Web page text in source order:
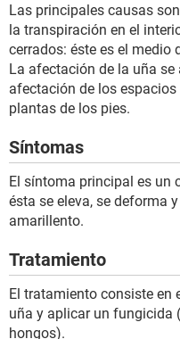
Las principales causas
la transpiración en el
cerrados: éste es el medio
La afectación de la uña
afectación de los
plantas de los pies.
Síntomas
El síntoma principal es un
ésta se eleva, se deforma
amarillento.
Tratamiento
El tratamiento consiste en
uña y aplicar un fungicida
hongos).